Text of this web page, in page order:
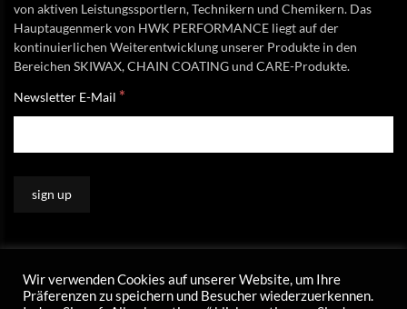
von aktiven Leistungssportlern, Technikern und Chemikern. Das
Hauptaugenmerk von HWK PERFORMANCE liegt auf der
kontinuierlichen Weiterentwicklung unserer Produkte in den
Bereichen SKIWAX, CHAIN COATING und CARE-Produkte.
Newsletter E-Mail *
Wir verwenden Cookies auf unserer Website, um Ihre
Präferenzen zu speichern und Besucher wiederzuerkennen.